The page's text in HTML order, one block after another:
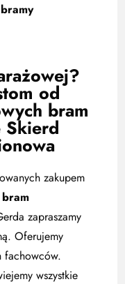
bramy
od
bram
Skierd
zakupem
zapraszamy
Oferujemy
fachowców.
wszystkie